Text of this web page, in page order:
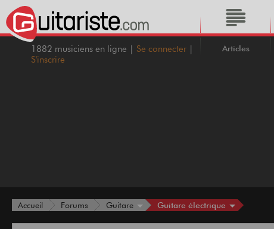
1882 musiciens en ligne | Se connecter |
S'inscrire
Articles
Accueil Forums Guitare Guitare électrique